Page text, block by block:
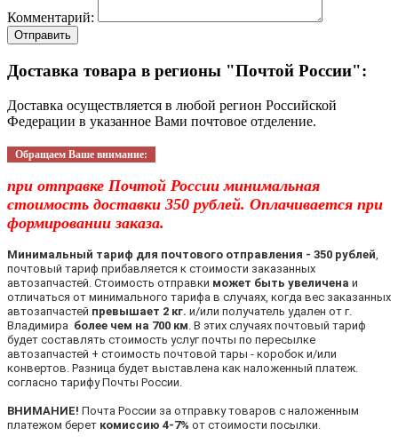
Комментарий:
Отправить
Доставка товара в регионы "Почтой России":
Доставка осуществляется в любой регион Российской
Федерации в указанное Вами почтовое отделение.
Обращаем Ваше внимание:
при отправке Почтой России минимальная
стоимость доставки 350 рублей. Оплачивается при
формировании заказа.
Минимальный тариф для почтового отправления - 350 рублей
почтовый тариф прибавляется к стоимости заказанных
автозапчастей. Стоимость отправки может быть увеличена и
отличаться от минимального тарифа в случаях, когда вес заказанных
автозапчастей превышает 2 кг. и/или получатель удален от г.
Владимира более чем на 700 км . В этих случаях почтовый тариф
будет составлять стоимость услуг почты по пересылке
автозапчастей + стоимость почтовой тары - коробок и/или
конвертов. Разница будет выставлена как наложенный платеж.
согласно тарифу Почты России.
ВНИМАНИЕ! Почта России за отправку товаров с наложенным
платежом берет комиссию 4-7% от стоимости посылки.